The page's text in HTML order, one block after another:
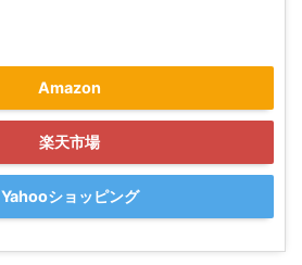
Amazon
楽天市場
Yahooショッピング